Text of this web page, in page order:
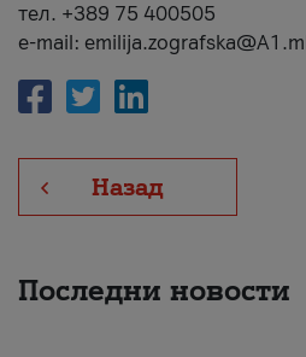
тел. +389 75 400505
e-mail:
Назад
Последни новости